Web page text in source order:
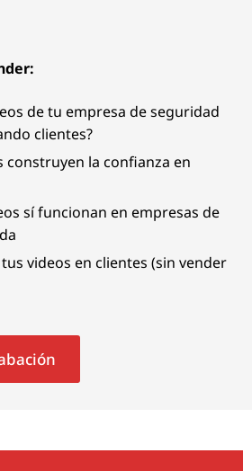
de tu empresa de seguridad
clientes?
construyen la confianza en
sí funcionan en empresas de
videos en clientes (sin vender